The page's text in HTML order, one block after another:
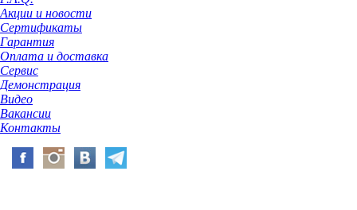
Акции и новости
Сертификаты
Гарантия
Оплата и доставка
Сервис
Демонстрация
Видео
Вакансии
Контакты